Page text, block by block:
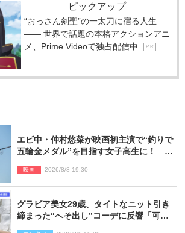
ピックアップ
“おっさん剣聖”の一太刀に宿る人生
―― 世界で話題の本格アクションアニ
メ、Prime Videoで独占配信中
P R
エビ中・仲村悠菜が映画初主演で“釣りで
五輪金メダル”を目指す女子高生に！ 映
映画 2026/8/8 19:30
グラビア美女29歳、タイトなニット引き
締まった“へそ出し”コーデに反響「可愛